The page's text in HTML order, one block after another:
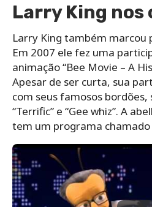
Larry King nos
Larry King também marcou
Em 2007 ele fez uma
animação “Bee Movie – A
Apesar de ser curta, sua
com seus famosos bordões,
“Terrific” e “Gee whiz”. A
tem um programa chamado